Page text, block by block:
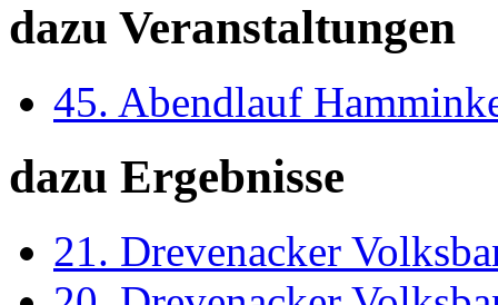
dazu Veranstaltungen
45. Abendlauf
dazu Ergebnisse
21. Drevenacker